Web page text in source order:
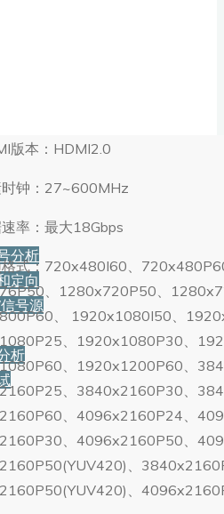
分析
定向
号源
析
版本：HDMI2.0
钟：27~600MHz
率：最大18Gbps
式：720x480I60、
、1280x720P50、
、 1920x1080I50、
、1920x1080P30、
、1920x1200P60、
、3840x2160P30、
、4096x2160P24、
、4096x2160P50、
、
、